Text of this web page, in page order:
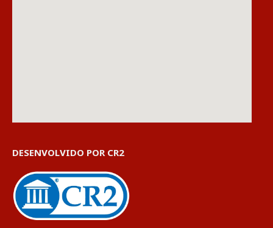
DESENVOLVIDO POR CR2